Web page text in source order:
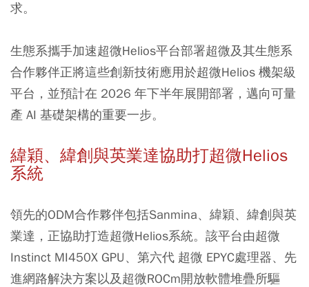
求。
生態系攜手加速超微Helios平台部署超微及其生態系
合作夥伴正將這些創新技術應用於超微Helios 機架級
平台，並預計在 2026 年下半年展開部署，邁向可量
產 AI 基礎架構的重要一步。
緯穎、緯創與英業達協助打超微Helios
系統
領先的ODM合作夥伴包括Sanmina、緯穎、緯創與英
業達，正協助打造超微Helios系統。該平台由超微
Instinct MI450X GPU、第六代 超微 EPYC處理器、先
進網路解決方案以及超微ROCm開放軟體堆疊所驅